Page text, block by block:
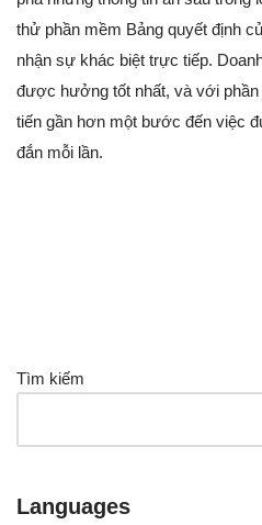
thử phần mềm Bảng quyết định
nhận sự khác biệt trực tiếp.
được hưởng tốt nhất, và với
tiến gần hơn một bước đến việc
đắn mỗi lần.
Tìm kiếm
Languages